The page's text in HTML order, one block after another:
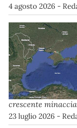
4 agosto 2026 -
crescente
23 luglio 2026 -